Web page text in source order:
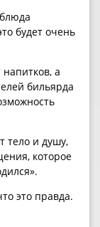
будет очень
а
бильярда
тело и душу,
которое
это правда.